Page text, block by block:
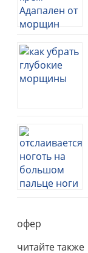
офер
читайте также